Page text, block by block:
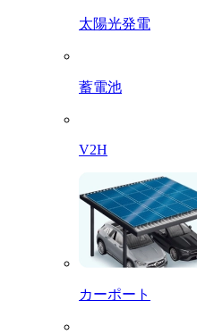
太陽光発電
蓄電池
V2H
カーポート